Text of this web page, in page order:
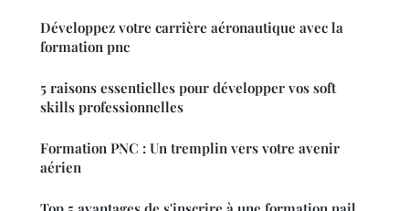
Développez votre carrière aéronautique avec la
formation pnc
5 raisons essentielles pour développer vos soft
skills professionnelles
Formation PNC : Un tremplin vers votre avenir
aérien